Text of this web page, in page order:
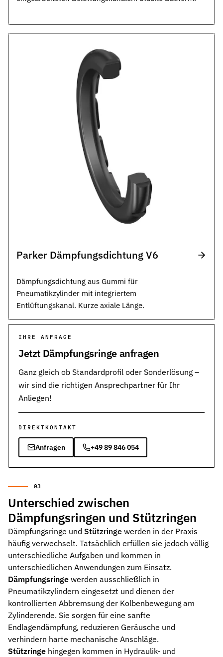
Werkstoffe
Normen & Zertifizierungen
Richtlinien & Zulassungen
REACH, RoHS, PFAS, FDA, LkSG und weitere Richtlinien für
Parker Dämpfungsdichtung V6
Dämpfungsdichtung aus Gummi für
Pneumatikzylinder mit integriertem
Entlüftungskanal. Kurze axiale Länge.
IHRE ANFRAGE
Jetzt Dämpfungsringe anfragen
Ganz gleich ob Standardprofil oder Sonderlösung –
wir sind die richtigen Ansprechpartner für Ihr
Anliegen!
DIREKTKONTAKT
Anfragen +49 89 846 054
Unterschied zwischen
Dämpfungsringen und Stützringen
Dämpfungsringe und Stützringe werden in der Praxis
häufig verwechselt. Tatsächlich erfüllen sie jedoch völlig
unterschiedliche Aufgaben und kommen in
unterschiedlichen Anwendungen zum Einsatz.
Dämpfungsringe werden ausschließlich in
Pneumatikzylindern eingesetzt und dienen der
kontrollierten Abbremsung der Kolbenbewegung am
Zylinderende. Sie sorgen für eine sanfte
Endlagendämpfung, reduzieren Geräusche und
verhindern harte mechanische Anschläge.
Stützringe hingegen kommen in Hydraulik- und